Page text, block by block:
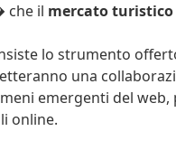
che il mercato turistico
lo strumento
una
emergenti del
online.